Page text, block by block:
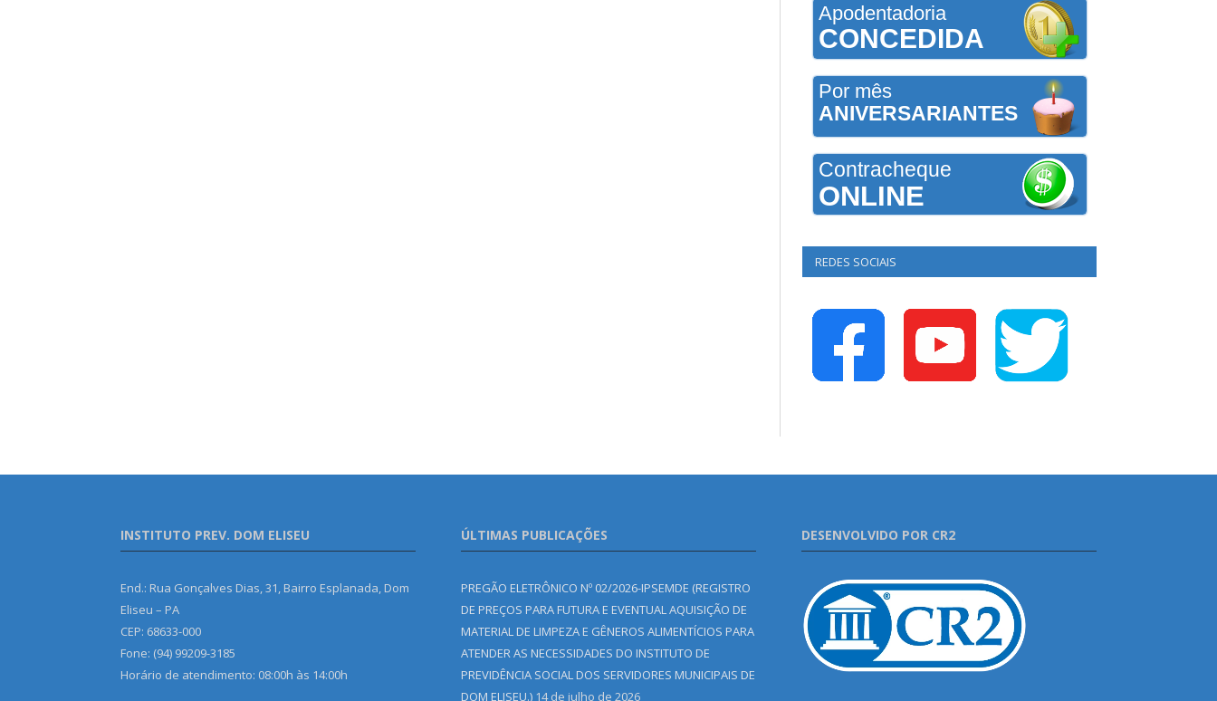
Apodentadoria
CONCEDIDA
Por mês
ANIVERSARIANTES
Contracheque
ONLINE
REDES SOCIAIS
INSTITUTO PREV. DOM ELISEU
End.: Rua Gonçalves Dias, 31, Bairro Esplanada, Dom
Eliseu – PA
CEP: 68633-000
Fone: (94) 99209-3185
Horário de atendimento: 08:00h às 14:00h
ÚLTIMAS PUBLICAÇÕES
PREGÃO ELETRÔNICO Nº 02/2026-IPSEMDE (REGISTRO
DE PREÇOS PARA FUTURA E EVENTUAL AQUISIÇÃO DE
MATERIAL DE LIMPEZA E GÊNEROS ALIMENTÍCIOS PARA
ATENDER AS NECESSIDADES DO INSTITUTO DE
PREVIDÊNCIA SOCIAL DOS SERVIDORES MUNICIPAIS DE
DOM ELISEU.) 14 de julho de 2026
DESENVOLVIDO POR CR2